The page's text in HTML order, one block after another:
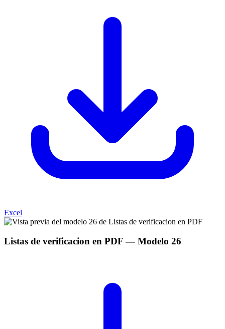
Excel
Listas de verificacion en PDF— Modelo 26